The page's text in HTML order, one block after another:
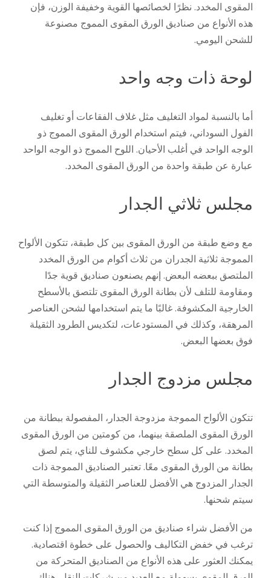
المقوى المخدد. نظرًا لخصائصها القوية وخفيفة الوزن، فإن
هذه الأنواع من صناديق الورق المقوى المموج مصنوعة
للشحن اليومي.
لوحة ذات وجه واحد
أما بالنسبة لمواد التغليف مثل غلاف الفقاعات أو تغليف
الفول السوداني، فيتم استخدام الورق المقوى المموج ذو
الوجه الواحد في أغلب الأحيان. اللوح المموج ذو الوجه الواحد
عبارة عن طبقة واحدة من الورق المقوى المخدد.
مجلس ثلاثي الجدار
مع وضع طبقة من الورق المقوى بين كل طبقة، تتكون الألواح
المموجة ثلاثية الجدران من ثلاث أكوام من الورق المخدد
الملتصق ببعضه البعض. إنهم يصنعون صناديق قوية جدًا
ومقاومة للتلف لأن بطانة الورق المقوى تلتصق بالأسطح
الخارجية المكشوفة. غالبًا ما يتم استخدامها لشحن العناصر
المرهقة، وكذلك في المستودعات، لتكديس الطرود الثقيلة
فوق بعضها البعض.
مجلس مزدوج الجدار
تتكون الألواح المموجة مزدوجة الجدار، المفصولة ببطانة من
الورق المقوى الملصقة بينهما، من كومتين من الورق المقوى
المخدد. على كل سطح خارجي مكشوف للناي، يتم لصق
بطانة من الورق المقوى معًا. تعتبر الصناديق المموجة ذات
الجدار المزدوج هي الأفضل للعناصر الثقيلة والمتوسطة التي
سيتم شحنها.
من الأفضل شراء صناديق من الورق المقوى المموج إذا كنت
ترغب في خفض التكاليف والحصول على خطوة اقتصادية.
يمكنك العثور على هذه الأنواع من الصناديق المتحركة من